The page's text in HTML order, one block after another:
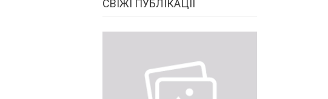
СВІЖІ ПУБЛІКАЦІЇ